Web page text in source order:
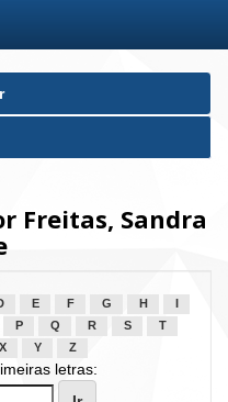
Freitas, Sandra
E F G H
P Q R S
T
X Y Z
letras: